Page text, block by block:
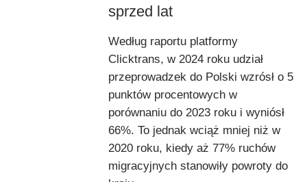
sprzed lat
Według raportu platformy
Clicktrans, w 2024 roku udział
przeprowadzek do Polski wzrósł o 5
punktów procentowych w
porównaniu do 2023 roku i wyniósł
66%. To jednak wciąż mniej niż w
2020 roku, kiedy aż 77% ruchów
migracyjnych stanowiły powroty do